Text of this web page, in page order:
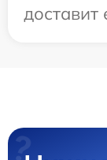
доставит